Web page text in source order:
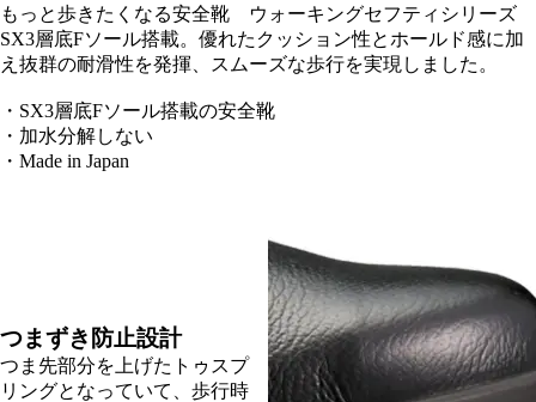
もっと歩きたくなる安全靴 ウォーキングセフティシリーズ
SX3層底Fソール搭載。優れたクッション性とホールド感に加
え抜群の耐滑性を発揮、スムーズな歩行を実現しました。
・SX3層底Fソール搭載の安全靴
・加水分解しない
・Made in Japan
つまずき防止設計
つま先部分を上げたトゥスプ
リングとなっていて、歩行時